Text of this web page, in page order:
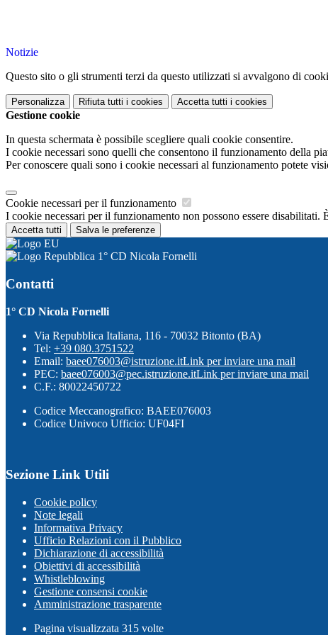
Notizie
Questo sito o gli strumenti terzi da questo utilizzati si avvalgono di
Personalizza Rifiuta tutti i cookies Accetta tutti i cookies
Gestione cookie
In questa schermata è possibile scegliere quali cookie consentire.
I cookie necessari sono quelli che consentono il funzionamento della
Per conoscere quali sono i cookie necessari al funzionamento potete
Cookie necessari per il funzionamento
I cookie necessari per il funzionamento non possono essere
Accetta tutti Salva le preferenze
1° CD Nicola Fornelli
Contatti
1° CD Nicola Fornelli
Via Repubblica Italiana, 116 - 70032 Bitonto (BA)
Tel: +39 080.3751522
Email: baee076003@istruzione.itLink per inviare una mail
PEC: baee076003@pec.istruzione.itLink per inviare una mail
C.F.: 80022450722
Codice Meccanografico: BAEE076003
Codice Univoco Ufficio: UF04FI
Sezione Link Utili
Cookie policy
Note legali
Informativa Privacy
Ufficio Relazioni con il Pubblico
Dichiarazione di accessibilità
Obiettivi di accessibilità
Whistleblowing
Gestione consensi cookie
Amministrazione trasparente
Pagina visualizzata 315 volte